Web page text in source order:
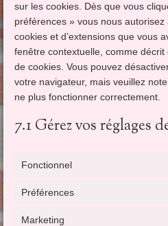
sur les cookies. Dès que vous
préférences » vous nous
cookies et d’extensions que vous
fenêtre contextuelle, comme
de cookies. Vous pouvez
votre navigateur, mais veuillez
ne plus fonctionner correctement.
7.1 Gérez vos réglages
Fonctionnel
Préférences
Marketing